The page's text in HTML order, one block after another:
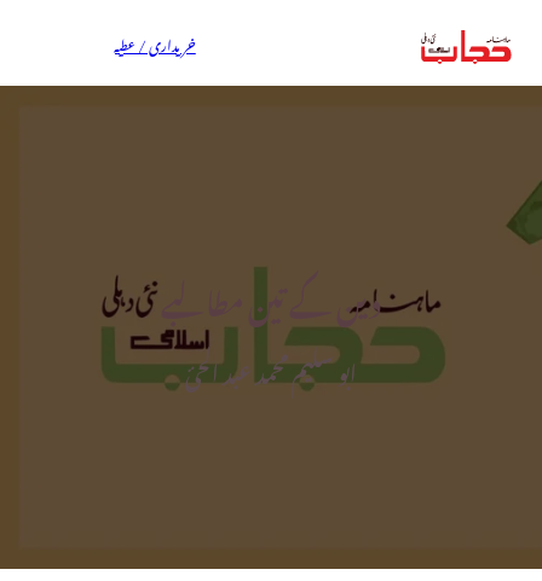
خریداری / عطیہ
دین کے تین مطالبے
ابو سلیم محمد عبد الحیٔ